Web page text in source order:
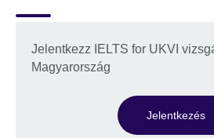
Jelentkezz IELTS for UKVI
Magyarország
Jelentkezés